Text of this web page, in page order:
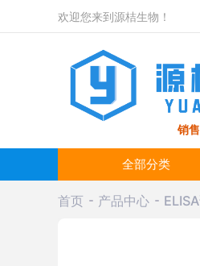
欢迎您来到源桔生物！
销
全部分类
首页 产品中心